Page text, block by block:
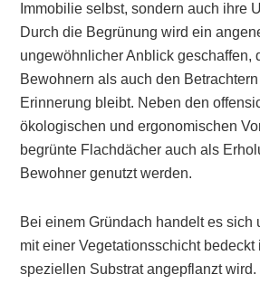
Immobilie selbst, sondern auch ihre
Durch die Begrünung wird ein
ungewöhnlicher Anblick geschaffen,
Bewohnern als auch den
Erinnerung bleibt. Neben den
ökologischen und ergonomischen
begrünte Flachdächer auch als
Bewohner genutzt werden.
Bei einem Gründach handelt es sich
mit einer Vegetationsschicht bedeckt
speziellen Substrat angepflanzt wird.